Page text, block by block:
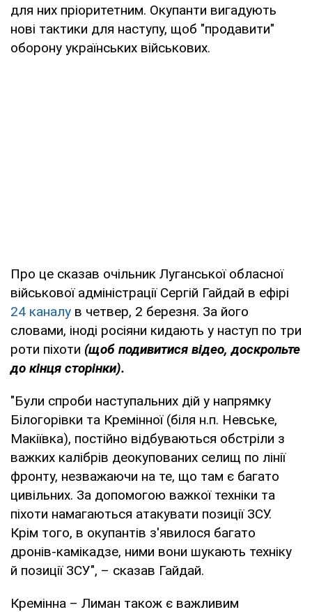
для них пріоритетним. Окупанти вигадують
нові тактики для наступу, щоб "продавити"
оборону українських військових.
Про це сказав очільник Луганської обласної
військової адміністрації Сергій Гайдай в ефірі
24 каналу в четвер, 2 березня. За його
словами, іноді росіяни кидають у наступ по три
роти піхоти (щоб подивитися відео, доскрольте
до кінця сторінки).
"Були спроби наступальних дій у напрямку
Білогорівки та Кремінної (біля н.п. Невське,
Макіївка), постійно відбуваються обстріли з
важких калібрів деокупованих селищ по лінії
фронту, незважаючи на те, що там є багато
цивільних. За допомогою важкої техніки та
піхоти намагаються атакувати позиції ЗСУ.
Крім того, в окупантів з'явилося багато
дронів-камікадзе, ними вони шукають техніку
й позиції ЗСУ", – сказав Гайдай.
Кремінна – Лиман також є важливим